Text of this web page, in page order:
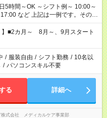
フト例～ 10:00～
例です。その他
なければOKです。
】■2カ月～ 8月～、9月スタート
/ 服装自由 / シフト勤務 / 10名以
/ パソコンスキル不要
る 詳細へ
株式会社 メディカルケア事業部